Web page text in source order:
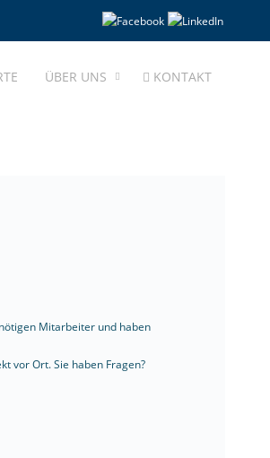
ÜBER UNS KONTAKT
Mitarbeiter und haben
vor Ort. Sie haben Fragen?